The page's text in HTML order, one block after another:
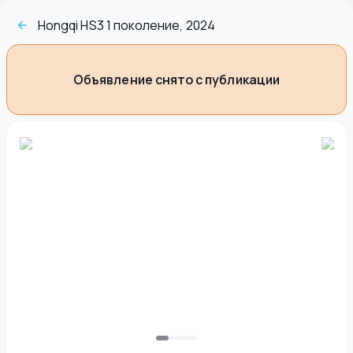
Hongqi HS3 1 поколение, 2024
Объявление снято с публикации